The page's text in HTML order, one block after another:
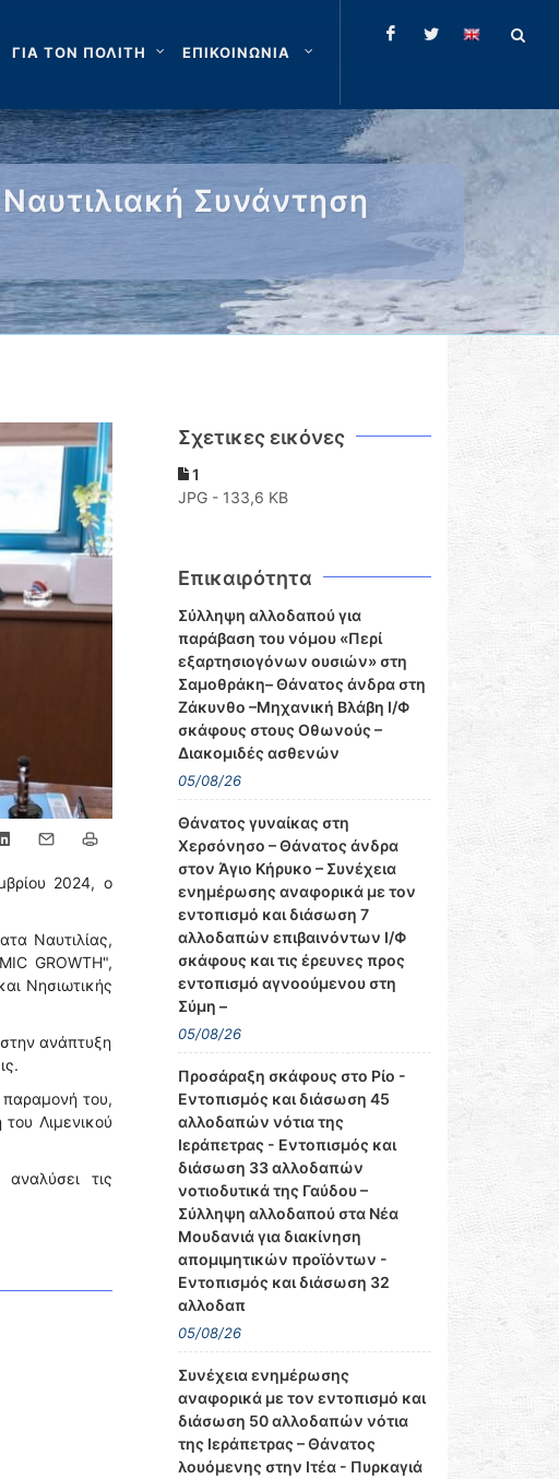
ΓΙΑ ΤΟΝ ΠΟΛΙΤΗ ΕΠΙΚΟΙΝΩΝΙΑ
Συνάντηση
2024, ο
Ναυτιλίας,
GROWTH",
Νησιωτικής
ανάπτυξη
του,
Λιμενικού
τις
Σχετικες εικόνες
1
JPG - 133,6 KB
Επικαιρότητα
Σύλληψη αλλοδαπού για
παράβαση του νόμου «Περί
εξαρτησιογόνων ουσιών» στη
Σαμοθράκη– Θάνατος άνδρα στη
Ζάκυνθο –Μηχανική Βλάβη Ι/Φ
σκάφους στους Οθωνούς –
Διακομιδές ασθενών
05/08/26
Θάνατος γυναίκας στη
Χερσόνησο – Θάνατος άνδρα
στον Άγιο Κήρυκο – Συνέχεια
ενημέρωσης αναφορικά με τον
εντοπισμό και διάσωση 7
αλλοδαπών επιβαινόντων Ι/Φ
σκάφους και τις έρευνες προς
εντοπισμό αγνοούμενου στη
Σύμη –
05/08/26
Προσάραξη σκάφους στο Ρίο -
Εντοπισμός και διάσωση 45
αλλοδαπών νότια της
Ιεράπετρας - Εντοπισμός και
διάσωση 33 αλλοδαπών
νοτιοδυτικά της Γαύδου –
Σύλληψη αλλοδαπού στα Νέα
Μουδανιά για διακίνηση
απομιμητικών προϊόντων -
Εντοπισμός και διάσωση 32
αλλοδαπ
05/08/26
Συνέχεια ενημέρωσης
αναφορικά με τον εντοπισμό και
διάσωση 50 αλλοδαπών νότια
της Ιεράπετρας – Θάνατος
λουόμενης στην Ιτέα - Πυρκαγιά